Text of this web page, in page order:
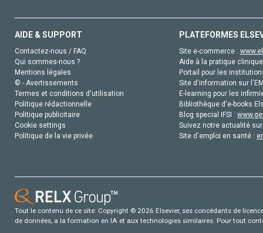
AIDE & SUPPORT
Contactez-nous / FAQ
Qui sommes-nous ?
Mentions légales
© - Avertissements
Termes et conditions d'utilisation
Politique rédactionnelle
Politique publicitaire
Cookie settings
Politique de la vie privée
PLATEFORMES
Site e-commerce :
Aide à la pratique
Portail pour les
Site d'information sur
E-learning pour les
Bibliothèque d'e-books
Blog special IFSI :
Suivez notre actualité
Site d'emploi en santé :
Tout le contenu de ce site: Copyright © 2026 Elsevier, ses concédants de
de données, a la formation en IA et aux technologies similaires. Pour tout